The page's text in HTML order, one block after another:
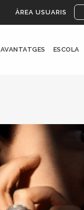
ÀREA USUARIS
AVANTATGES ESCOLA